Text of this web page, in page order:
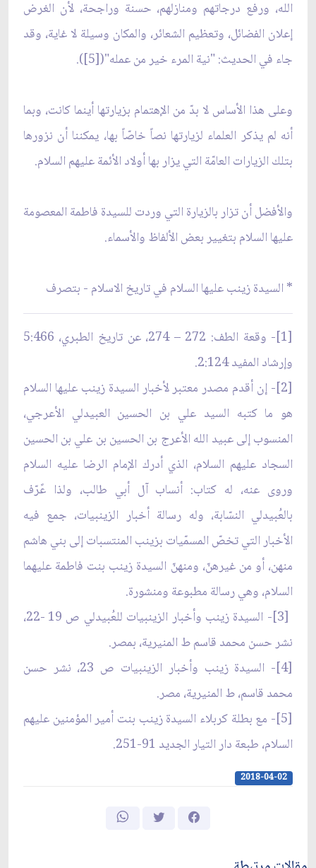
الله، ورفع درجاتهم ومنازلهم، حسنة وراجحة، لأن الغرض
إعلان الفضائل، وتعظيم الشعائر، والمكان وسيلة لا غاية، وقد
جاء في الحديث: "نية المرء خير من عمله"([5]).
وعلى هذا الأساس لا بدّ من الإهتمام بزيارتها أينما كانت، وبما
أنه لم يذكر العلماء لزيارتها نصاً خاصّاً بها، يمكننا أن نزورها
بتلك الزيارات العامّة التي يزار بها أولاد الأئمة عليهم السلام.
والأفضل أن تزار بالزيارة التي وردت للسيدة فاطمة المعصومة
عليها السلام بتغيير بعض الألفاظ والأسماء.
* السيدة زينب عليها السلام في تاريخ الاسلام - بتصرف
[1]- وقعة الطف: 272 – 274، عن تاريخ الطبري، 5:466
وإرشاد المفيد 2:124.
[2]- إن أقدم مصدر معتبر لأخبار السيدة زينب عليها السلام
هو ما كتبه السيد علي بن الحسين العبيدلي الأعرجي،
المنسوب إلى عبيد الله الأعرج بن الحسين بن علي بن الحسين
السجاد عليهم السلام، الذي أدرك الإمام الرضا عليه السلام
وروى عنه، له كتاب: أنساب آل أبي طالب، ولذا عًرّف
بالعُبيدلي النسّابة، وله رسالة أخبار الزينبيات، جمع فيه
الأخبار التي تخصّ المسمّيات بزينب المنتسبات إلى بني هاشم
منهن، أو من غيرهنّ، ومنهنّ السيدة زينب بنت فاطمة عليهما
السلام، وهي رسالة مطبوعة ومنشورة.
[3]- السيدة زينب وأخبار الزينبيات للعُبيدلي ص 19 -22،
نشر حسن محمد قاسم ط المنيرية، بمصر.
[4]- السيدة زينب وأخبار الزينبيات ص 23، نشر حسن
محمد قاسم، ط المنيرية، مصر.
[5]- مع بطلة كربلاء السيدة زينب بنت أمير المؤمنين عليهم
السلام، طبعة دار التيار الجديد 91-251.
2018-04-02